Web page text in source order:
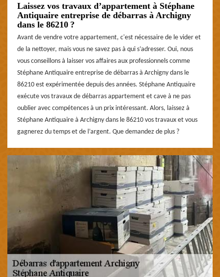
Laissez vos travaux d’appartement à Stéphane
Antiquaire entreprise de débarras à Archigny
dans le 86210 ?
Avant de vendre votre appartement, c'est nécessaire de le vider et
de la nettoyer, mais vous ne savez pas à qui s’adresser. Oui, nous
vous conseillons à laisser vos affaires aux professionnels comme
Stéphane Antiquaire entreprise de débarras à Archigny dans le
86210 est expérimentée depuis des années. Stéphane Antiquaire
exécute vos travaux de débarras appartement et cave à ne pas
oublier avec compétences à un prix intéressant. Alors, laissez à
Stéphane Antiquaire à Archigny dans le 86210 vos travaux et vous
gagnerez du temps et de l’argent. Que demandez de plus ?